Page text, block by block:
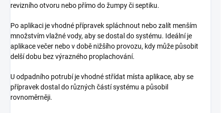
revizního otvoru nebo přímo do žumpy či septiku.
Po aplikaci je vhodné přípravek spláchnout nebo zalít menším
množstvím vlažné vody, aby se dostal do systému. Ideální je
aplikace večer nebo v době nižšího provozu, kdy může působit
delší dobu bez výrazného proplachování.
U odpadního potrubí je vhodné střídat místa aplikace, aby se
přípravek dostal do různých částí systému a působil
rovnoměrněji.